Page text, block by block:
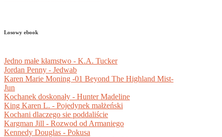
Losowy ebook
Jedno małe kłamstwo - K.A. Tucker
Jordan Penny - Jedwab
Karen Marie Moning -01 Beyond The Highland Mist-
Jun
Kochanek doskonały - Hunter Madeline
King Karen L. - Pojedynek małżeński
Kochani dlaczego sie poddaliście
Kargman Jill - Rozwod od Armaniego
Kennedy Douglas - Pokusa